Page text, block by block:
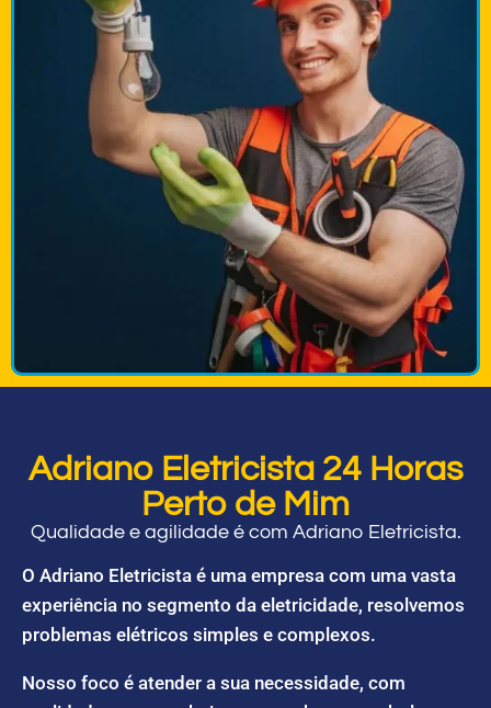
Adriano Eletricista 24 Horas
Perto de Mim
Qualidade e agilidade é com Adriano Eletricista.
O Adriano Eletricista é uma empresa com uma vasta
experiência no segmento da eletricidade, resolvemos
problemas elétricos simples e complexos.
Nosso foco é atender a sua necessidade, com